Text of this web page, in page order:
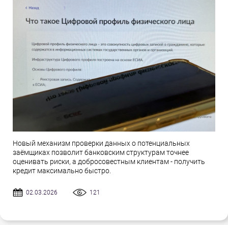
Новый механизм проверки данных о потенциальных
заёмщиках позволит банковским структурам точнее
оценивать риски, а добросовестным клиентам - получить
кредит максимально быстро.
02.03.2026 121